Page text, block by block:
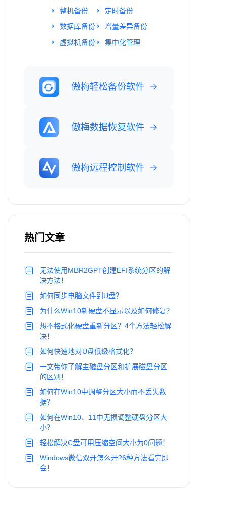
整机备份
数据库备份
虚拟机备份
定时备份
增量差异备份
集中化管理
傲梅轻松备份软件
傲梅数据恢复软件
傲梅远程控制软件
热门文章
无法使用MBR2GPT创建EFI系统分区的解
决方法！
如何同步电脑文件到U盘？
为什么Win10新硬盘不显示以及如何修复？
想不格式化硬盘重新分区？4个方法轻松解
决！
如何快速地对U盘低级格式化？
一文带你了解主磁盘分区和扩展磁盘分区
的区别！
如何在Win10中调整分区大小而不丢失数
据？
如何在Win10、11中无损调整硬盘分区大
小？
轻松解决C盘可用压缩空间大小为0问题！
Windows微信双开怎么开?6种方法看完即
会！